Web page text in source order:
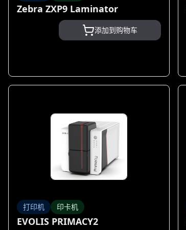
Zebra ZXP9 Laminator
添加到购物车
打印机 印卡机
EVOLIS PRIMACY2